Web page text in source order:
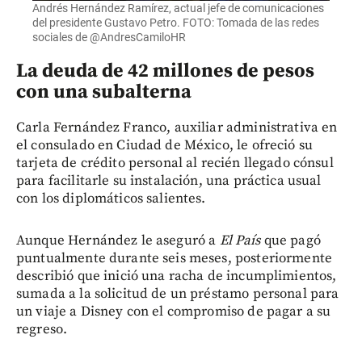
Andrés Hernández Ramírez, actual jefe de comunicaciones
del presidente Gustavo Petro. FOTO: Tomada de las redes
sociales de @AndresCamiloHR
La deuda de 42 millones de pesos
con una subalterna
Carla Fernández Franco, auxiliar administrativa en
el consulado en Ciudad de México, le ofreció su
tarjeta de crédito personal al recién llegado cónsul
para facilitarle su instalación, una práctica usual
con los diplomáticos salientes.
Aunque Hernández le aseguró a El Paísque pagó
puntualmente durante seis meses, posteriormente
describió que inició una racha de incumplimientos,
sumada a la solicitud de un préstamo personal para
un viaje a Disney con el compromiso de pagar a su
regreso.